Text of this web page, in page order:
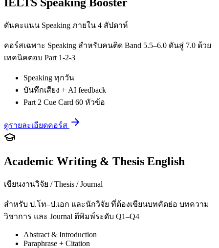
IELTS Speaking Booster
ดันคะแนน Speaking ภายใน 4 สัปดาห์
คอร์สเฉพาะ Speaking สำหรับคนติด Band 5.5–6.0 ดันสู่ 7.0 ด้วย
เทคนิคตอบ Part 1-2-3
Speaking ทุกวัน
บันทึกเสียง + AI feedback
Part 2 Cue Card 60 หัวข้อ
ดูรายละเอียดคอร์ส
Academic Writing & Thesis English
เขียนงานวิจัย / Thesis / Journal
สำหรับ ป.โท–ป.เอก และนักวิจัย ที่ต้องเขียนบทคัดย่อ บทความ
วิชาการ และ Journal ตีพิมพ์ระดับ Q1–Q4
Abstract & Introduction
Paraphrase + Citation